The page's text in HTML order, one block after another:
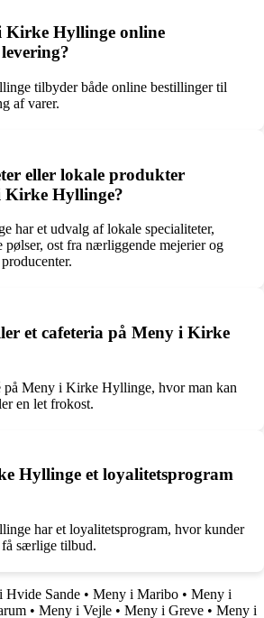
Hyllinge online
tilbyder både online bestillinger til
af varer.
eller lokale produkter
Kirke Hyllinge?
har et udvalg af lokale specialiteter,
pølser, ost fra nærliggende mejerier og
et cafeteria på Meny i Kirke
på Meny i Kirke Hyllinge, hvor man kan
en let frokost.
Hyllinge et loyalitetsprogram
har et loyalitetsprogram, hvor kunder
særlige tilbud.
Hvide Sande • Meny i Maribo • Meny i
• Meny i Vejle • Meny i Greve • Meny i